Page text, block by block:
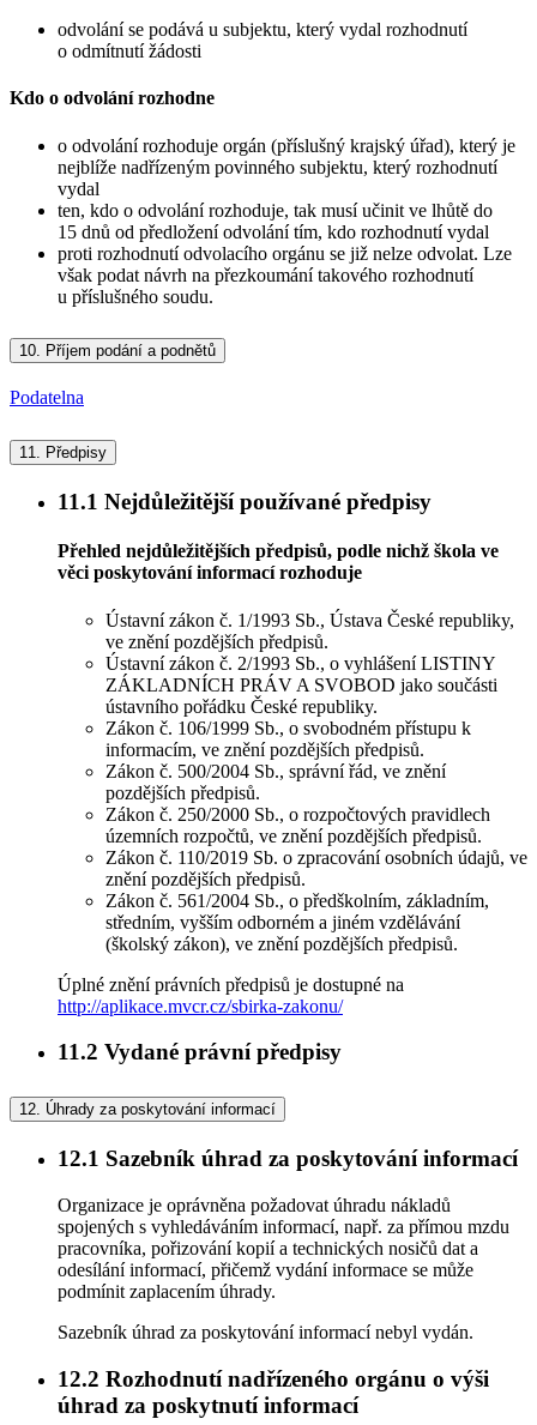
odvolání se podává u subjektu, který vydal rozhodnutí
o odmítnutí žádosti
Kdo o odvolání rozhodne
o odvolání rozhoduje orgán (příslušný krajský úřad), který je
nejblíže nadřízeným povinného subjektu, který rozhodnutí
vydal
ten, kdo o odvolání rozhoduje, tak musí učinit ve lhůtě do
15 dnů od předložení odvolání tím, kdo rozhodnutí vydal
proti rozhodnutí odvolacího orgánu se již nelze odvolat. Lze
však podat návrh na přezkoumání takového rozhodnutí
u příslušného soudu.
10. Příjem podání a podnětů
Podatelna
11. Předpisy
11.1 Nejdůležitější používané předpisy
Přehled nejdůležitějších předpisů, podle nichž škola ve
věci poskytování informací rozhoduje
Ústavní zákon č. 1/1993 Sb., Ústava České republiky,
ve znění pozdějších předpisů.
Ústavní zákon č. 2/1993 Sb., o vyhlášení LISTINY
ZÁKLADNÍCH PRÁV A SVOBOD jako součásti
ústavního pořádku České republiky.
Zákon č. 106/1999 Sb., o svobodném přístupu k
informacím, ve znění pozdějších předpisů.
Zákon č. 500/2004 Sb., správní řád, ve znění
pozdějších předpisů.
Zákon č. 250/2000 Sb., o rozpočtových pravidlech
územních rozpočtů, ve znění pozdějších předpisů.
Zákon č. 110/2019 Sb. o zpracování osobních údajů, ve
znění pozdějších předpisů.
Zákon č. 561/2004 Sb., o předškolním, základním,
středním, vyšším odborném a jiném vzdělávání
(školský zákon), ve znění pozdějších předpisů.
Úplné znění právních předpisů je dostupné na
http://aplikace.mvcr.cz/sbirka-zakonu/
11.2 Vydané právní předpisy
12. Úhrady za poskytování informací
12.1 Sazebník úhrad za poskytování informací
Organizace je oprávněna požadovat úhradu nákladů
spojených s vyhledáváním informací, např. za přímou mzdu
pracovníka, pořizování kopií a technických nosičů dat a
odesílání informací, přičemž vydání informace se může
podmínit zaplacením úhrady.
Sazebník úhrad za poskytování informací nebyl vydán.
12.2 Rozhodnutí nadřízeného orgánu o výši
úhrad za poskytnutí informací